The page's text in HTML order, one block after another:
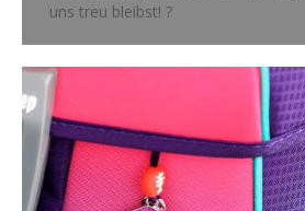
uns treu bleibst! ?